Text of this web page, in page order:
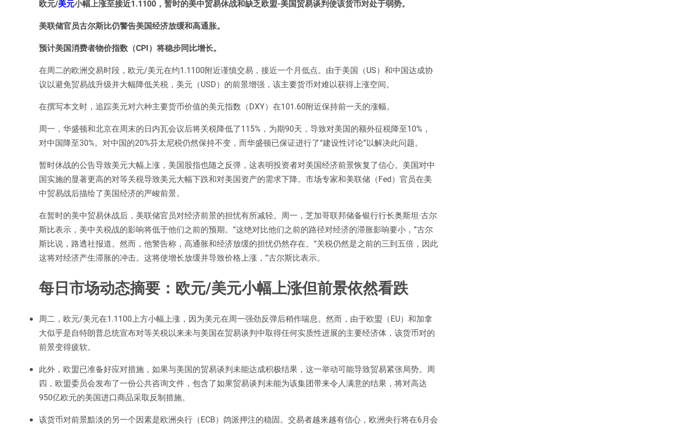
欧元/美元小幅上涨至接近1.1100，暂时的美中贸易休战和缺乏欧盟-美国贸易谈判使该货币对处于弱势。
美联储官员古尔斯比仍警告美国经济放缓和高通胀。
预计美国消费者物价指数（CPI）将稳步同比增长。
在周二的欧洲交易时段，欧元/美元在约1.1100附近谨慎交易，接近一个月低点。由于美国（US）和中国达成协
议以避免贸易战升级并大幅降低关税，美元（USD）的前景增强，该主要货币对难以获得上涨空间。
在撰写本文时，追踪美元对六种主要货币价值的美元指数（DXY）在101.60附近保持前一天的涨幅。
周一，华盛顿和北京在周末的日内瓦会议后将关税降低了115%，为期90天，导致对美国的额外征税降至10%，
对中国降至30%。对中国的20%芬太尼税仍然保持不变，而华盛顿已保证进行了“建设性讨论”以解决此问题。
暂时休战的公告导致美元大幅上涨，美国股指也随之反弹，这表明投资者对美国经济前景恢复了信心。美国对中
国实施的显著更高的对等关税导致美元大幅下跌和对美国资产的需求下降。市场专家和美联储（Fed）官员在美
中贸易战后描绘了美国经济的严峻前景。
在暂时的美中贸易休战后，美联储官员对经济前景的担忧有所减轻。周一，芝加哥联邦储备银行行长奥斯坦·古尔
斯比表示，美中关税战的影响将低于他们之前的预期。“这绝对比他们之前的路径对经济的滞胀影响要小，”古尔
斯比说，路透社报道。然而，他警告称，高通胀和经济放缓的担忧仍然存在。“关税仍然是之前的三到五倍，因此
这将对经济产生滞胀的冲击。这将使增长放缓并导致价格上涨，”古尔斯比表示。
每日市场动态摘要：欧元/美元小幅上涨但前景依然看跌
周二，欧元/美元在1.1100上方小幅上涨，因为美元在周一强劲反弹后稍作喘息。然而，由于欧盟（EU）和加拿
大似乎是自特朗普总统宣布对等关税以来未与美国在贸易谈判中取得任何实质性进展的主要经济体，该货币对的
前景变得疲软。
此外，欧盟已准备好应对措施，如果与美国的贸易谈判未能达成积极结果，这一举动可能导致贸易紧张局势。周
四，欧盟委员会发布了一份公共咨询文件，包含了如果贸易谈判未能为该集团带来令人满意的结果，将对高达
950亿欧元的美国进口商品采取反制措施。
该货币对前景黯淡的另一个因素是欧洲央行（ECB）鸽派押注的稳固。交易者越来越有信心，欧洲央行将在6月会